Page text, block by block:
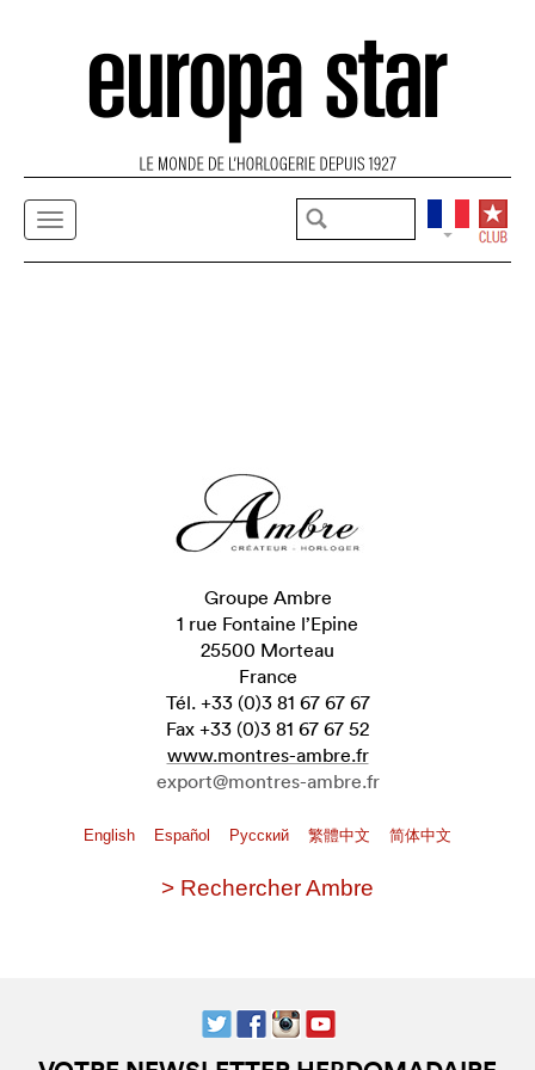
Groupe Ambre
1 rue Fontaine l’Epine
25500 Morteau
France
Tél. +33 (0)3 81 67 67 67
Fax +33 (0)3 81 67 67 52
www.montres-ambre.fr
export@montres-ambre.fr
English Español Pусский 繁體中文 简体中文
> Rechercher Ambre